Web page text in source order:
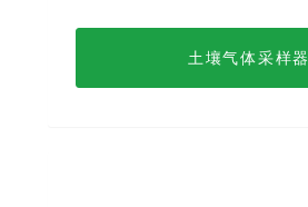
土壤气体采样器